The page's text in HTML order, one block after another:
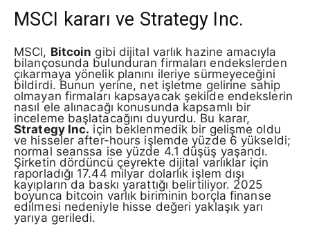
MSCI kararı ve Strategy Inc.
MSCI, Bitcoin gibi dijital varlık hazine amacıyla
bilançosunda bulunduran firmaları endekslerden
çıkarmaya yönelik planını ileriye sürmeyeceğini
bildirdi. Bunun yerine, net işletme gelirine sahip
olmayan firmaları kapsayacak şekilde endekslerin
nasıl ele alınacağı konusunda kapsamlı bir
inceleme başlatacağını duyurdu. Bu karar,
Strategy Inc. için beklenmedik bir gelişme oldu
ve hisseler after-hours işlemde yüzde 6 yükseldi;
normal seanssa ise yüzde 4.1 düşüş yaşandı.
Şirketin dördüncü çeyrekte dijital varlıklar için
raporladığı 17.44 milyar dolarlık işlem dışı
kayıpların da baskı yarattığı belirtiliyor. 2025
boyunca bitcoin varlık biriminin borçla finanse
edilmesi nedeniyle hisse değeri yaklaşık yarı
yarıya geriledi.